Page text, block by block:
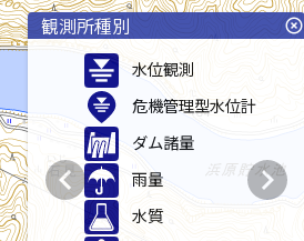
観測所種別 highlight_off
水位観測
危機管理型水位計
ダム諸量
雨量
水質
chevron_left chevron_right